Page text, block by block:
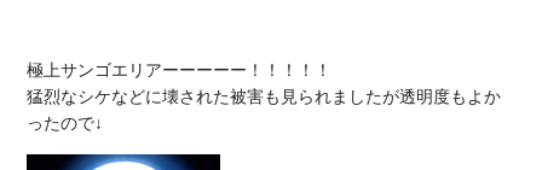
極上サンゴエリアーーーーー！！！！！
猛烈なシケなどに壊された被害も見られましたが透明度もよか